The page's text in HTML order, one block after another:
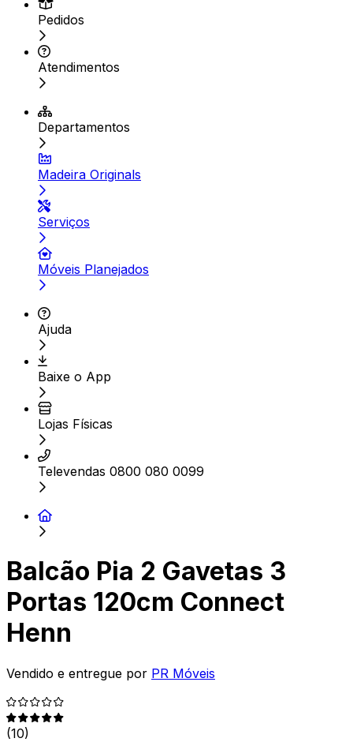
Pedidos
Atendimentos
Departamentos
Madeira Originals
Serviços
Móveis Planejados
Ajuda
Baixe o App
Lojas Físicas
Televendas 0800 080 0099
Balcão Pia 2 Gavetas 3
Portas 120cm Connect
Henn
Vendido e entregue por PR Móveis
(10)